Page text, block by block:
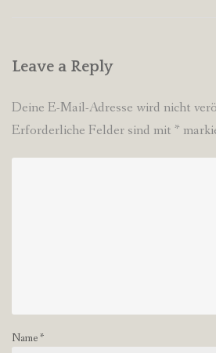
Leave a Reply
Deine E-Mail-Adresse wird nicht
Erforderliche Felder sind mit *
Name*